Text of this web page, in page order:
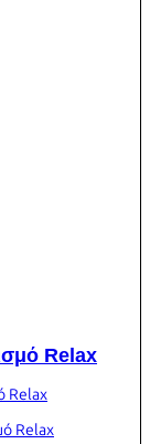
Relax
Relax
Relax